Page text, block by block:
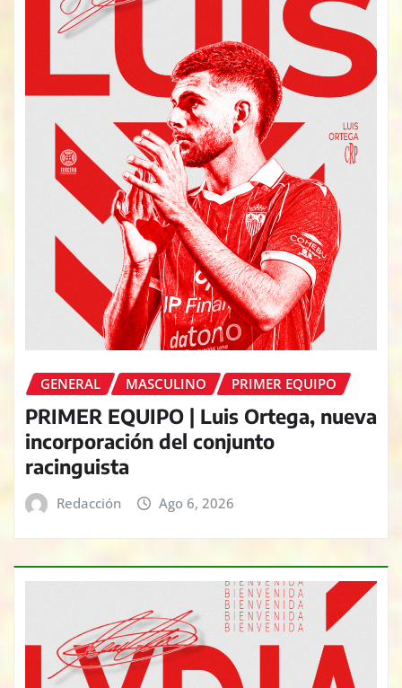
GENERAL MASCULINO PRIMER EQUIPO
PRIMER EQUIPO | Luis Ortega, nueva
incorporación del conjunto
racinguista
Redacción Ago 6, 2026